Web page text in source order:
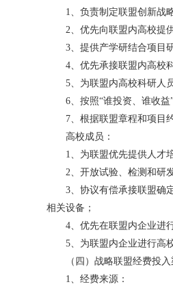
1、负责制定联盟创新战
2、优先向联盟内高校提
3、提供产学研结合项目
4、优先承接联盟内高校
5、为联盟内高校科研人
6、按照“谁投资、谁收
7、根据联盟章程和项目
高校成员：
1、为联盟优先提供人才
2、开放试验、检测和研
3、协议有偿承接联盟确
相关设备；
4、优先在联盟内企业进
5、为联盟内企业进行高
（四）战略联盟经费投
1、经费来源：